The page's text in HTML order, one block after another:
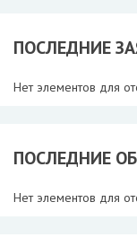
ПОСЛЕДНИЕ
Нет элементов для
ПОСЛЕДНИЕ
Нет элементов для